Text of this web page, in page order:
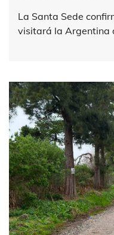
La Santa Sede
visitará la Argentina